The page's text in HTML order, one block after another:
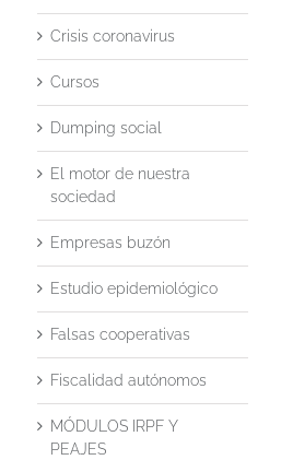
Crisis coronavirus
Cursos
Dumping social
El motor de nuestra
sociedad
Empresas buzón
Estudio epidemiológico
Falsas cooperativas
Fiscalidad autónomos
MÓDULOS IRPF Y
PEAJES